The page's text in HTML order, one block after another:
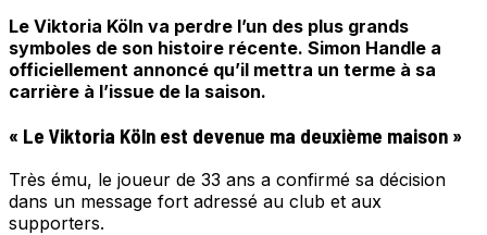
Le Viktoria Köln va perdre l’un des plus grands
symboles de son histoire récente. Simon Handle a
officiellement annoncé qu’il mettra un terme à sa
carrière à l’issue de la saison.
« Le Viktoria Köln est devenue ma deuxième maison »
Très ému, le joueur de 33 ans a confirmé sa décision
dans un message fort adressé au club et aux
supporters.